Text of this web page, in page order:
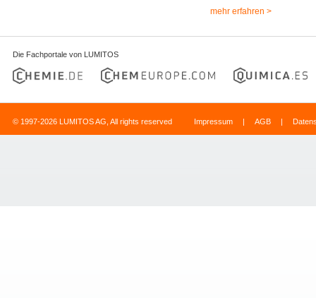
mehr erfahren >
Die Fachportale von LUMITOS
© 1997-2026 LUMITOS AG, All rights reserved Impressum | AGB |